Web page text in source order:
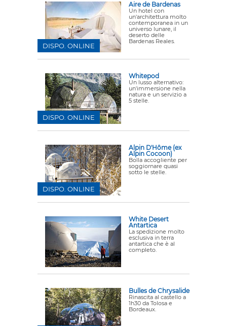
Aire de Bardenas
Un hotel con
un'architettura molto
contemporanea in un
universo lunare, il
deserto delle
Bardenas Reales.
DISPO. ONLINE
Whitepod
Un lusso alternativo:
un'immersione nella
natura e un servizio a
5 stelle.
DISPO. ONLINE
Alpin D'Hôme (ex
Alpin Cocoon)
Bolla accogliente per
soggiornare quasi
sotto le stelle.
DISPO. ONLINE
White Desert
Antartica
La spedizione molto
esclusiva in terra
antartica che è al
completo.
Bulles de Chrysalide
Rinascita al castello a
1h30 da Tolosa e
Bordeaux.